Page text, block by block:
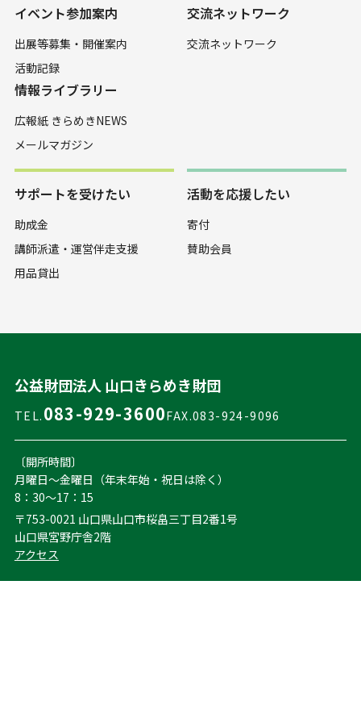
イベント参加案内
出展等募集・開催案内
活動記録
交流ネットワーク
交流ネットワーク
情報ライブラリー
広報紙 きらめきNEWS
メールマガジン
サポートを受けたい
助成金
講師派遣・運営伴走支援
用品貸出
活動を応援したい
寄付
賛助会員
公益財団法人 山口きらめき財団
TEL. 083-929-3600FAX.083-924-9096
〔開所時間〕
月曜日～金曜日（年末年始・祝日は除く）
8：30～17：15
〒753-0021 山口県山口市桜畠三丁目2番1号
山口県宮野庁舎2階
アクセス